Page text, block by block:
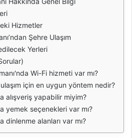
Hizmetler
Şehre Ulaşım
Yerleri
Wi-Fi hizmeti var mı?
için en uygun yöntem nedir?
alışveriş yapabilir miyim?
yemek seçenekleri var mı?
dinlenme alanları var mı?